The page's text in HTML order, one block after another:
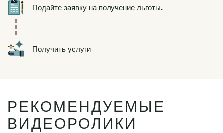
Icon Подайте заявку на получение льготы.
Icon Получить услуги
РЕКОМЕНДУЕМЫЕ
ВИДЕОРОЛИКИ